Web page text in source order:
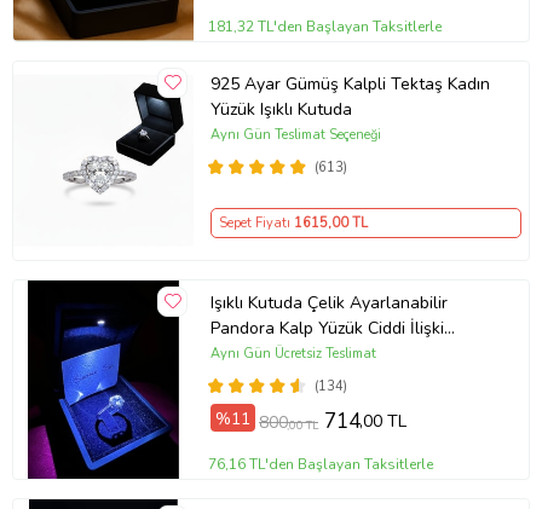
181,32 TL'den Başlayan Taksitlerle
925 Ayar Gümüş Kalpli Tektaş Kadın
Yüzük Işıklı Kutuda
(613)
Aynı Gün Teslimat Seçeneği
Sepet Fiyatı 1615,00 TL
Işıklı Kutuda Çelik Ayarlanabilir
Pandora Kalp Yüzük Ciddi İlişki
Yüzüğü (Gümüş)
(134)
Aynı Gün Ücretsiz Teslimat
%11 800,00 TL 714,00 TL
76,16 TL'den Başlayan Taksitlerle